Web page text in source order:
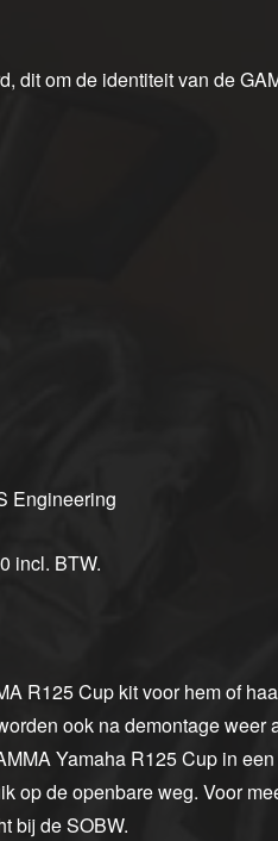
dit om de identiteit van de
Engineering
incl. BTW.
R125 Cup kit voor hem of
ook na demontage weer
Yamaha R125 Cup in
op de openbare weg. Voor
bij de SOBW.